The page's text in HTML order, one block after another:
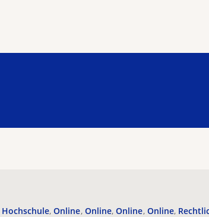
Hochschule Online Online Online Online